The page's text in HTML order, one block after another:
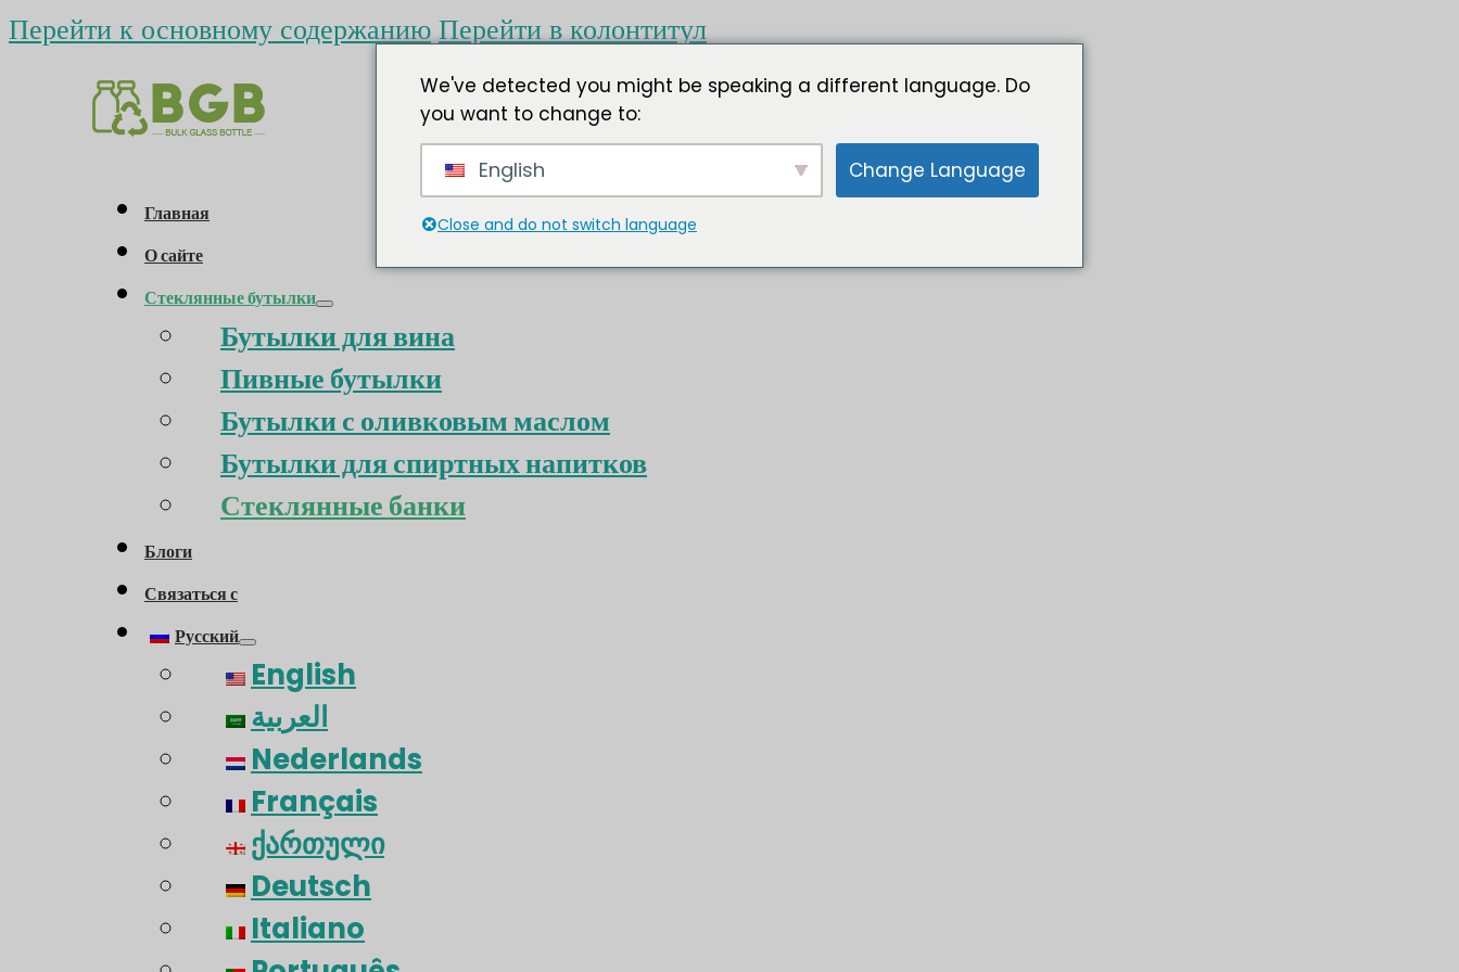
Перейти к основному содержаниюПерейти в колонтитул
Главная
О сайте
Стеклянные бутылки
Бутылки для вина
Пивные бутылки
Бутылки с оливковым маслом
Бутылки для спиртных напитков
Стеклянные банки
Блоги
Связаться с
Русский
English
العربية
Nederlands
Français
ქართული
Deutsch
Italiano
We've detected you might be speaking a different language. Do
you want to change to:
English Change Language
Close and do not switch language